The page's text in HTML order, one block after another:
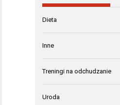
Dieta
Inne
Treningi na odchudzanie
Uroda